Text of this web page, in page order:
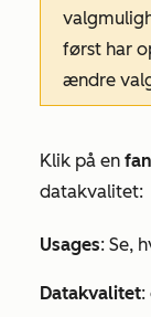
først har
ændre
Klik på en
datakvalitet:
Usages: Se,
Datakvalitet: